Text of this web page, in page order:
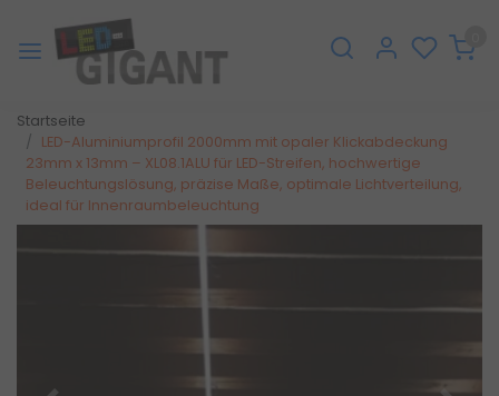
Startseite
LED-Aluminiumprofil 2000mm mit opaler Klickabdeckung
23mm x 13mm – XL08.1ALU für LED-Streifen, hochwertige
Beleuchtungslösung, präzise Maße, optimale Lichtverteilung,
ideal für Innenraumbeleuchtung